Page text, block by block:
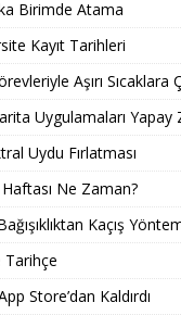
Birimde Atama
Kayıt Tarihleri
Aşırı Sıcaklara
Uygulamaları Yapay
Uydu Fırlatması
Ne Zaman?
Kaçış
Tarihçe
Store’dan Kaldırdı